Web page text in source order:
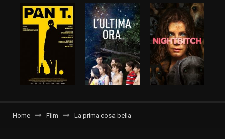
Home Film La prima cosa bella